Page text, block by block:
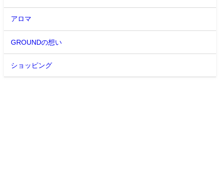
アロマ
GROUNDの想い
ショッピング